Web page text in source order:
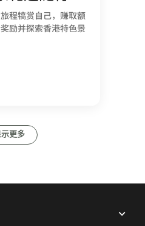
程犒赏自己，赚取额
励并探索香港特色景
示更多